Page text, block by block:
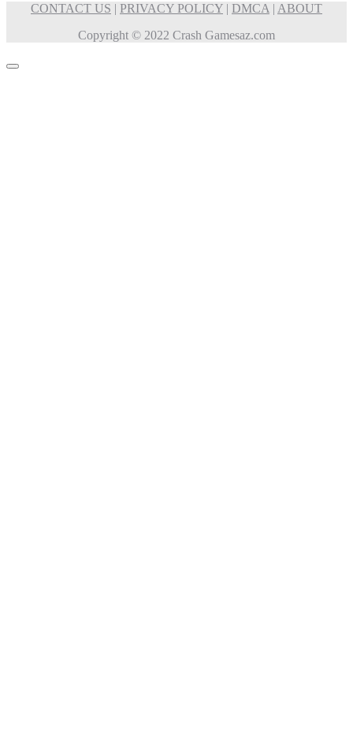
CONTACT US | PRIVACY POLICY | DMCA | ABOUT
Copyright © 2022 Crash Gamesaz.com